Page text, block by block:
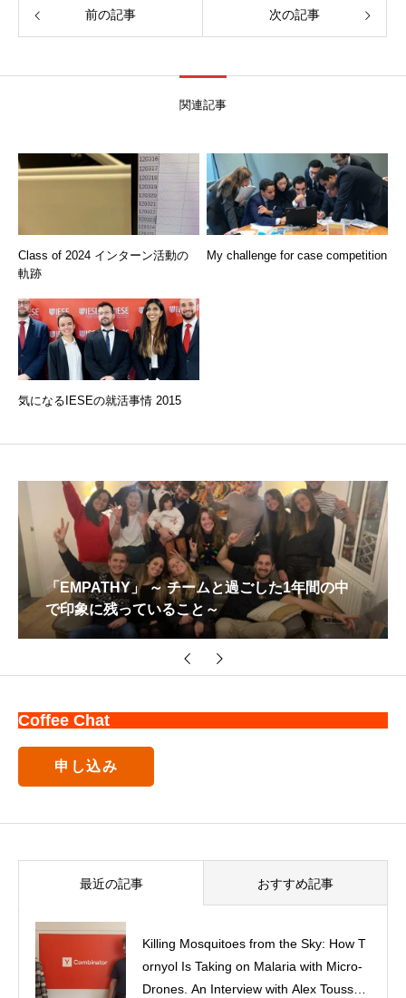
前の記事 次の記事
関連記事
Class of 2024 インターン活動の
軌跡
My challenge for case competition
気になるIESEの就活事情 2015
「EMPATHY」 ～ チームと過ごした1年間の中
で印象に残っていること～
Coffee Chat
申し込み
最近の記事 おすすめ記事
Killing Mosquitoes from the Sky: How T
ornyol Is Taking on Malaria with Micro-
Drones. An Interview with Alex Toussain
Class of 2027 – プロフィール